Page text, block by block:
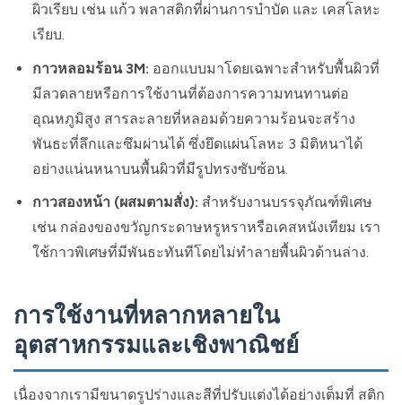
ผิวเรียบ เช่น แก้ว พลาสติกที่ผ่านการบำบัด และ เคสโลหะ
เรียบ.
กาวหลอมร้อน 3M: ออกแบบมาโดยเฉพาะสำหรับพื้นผิวที่
มีลวดลายหรือการใช้งานที่ต้องการความทนทานต่อ
อุณหภูมิสูง สารละลายที่หลอมด้วยความร้อนจะสร้าง
พันธะที่ลึกและซึมผ่านได้ ซึ่งยึดแผ่นโลหะ 3 มิติหนาได้
อย่างแน่นหนาบนพื้นผิวที่มีรูปทรงซับซ้อน.
กาวสองหน้า (ผสมตามสั่ง): สำหรับงานบรรจุภัณฑ์พิเศษ
เช่น กล่องของขวัญกระดาษหรูหราหรือเคสหนังเทียม เรา
ใช้กาวพิเศษที่มีพันธะทันทีโดยไม่ทำลายพื้นผิวด้านล่าง.
การใช้งานที่หลากหลายใน
อุตสาหกรรมและเชิงพาณิชย์
เนื่องจากเรามีขนาดรูปร่างและสีที่ปรับแต่งได้อย่างเต็มที่ สติก